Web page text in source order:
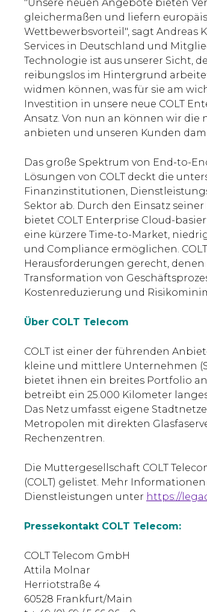
"Unsere neuen Angebote bieten
gleichermaßen und liefern
Wettbewerbsvorteil", sagt Andreas
Services in Deutschland und
Technologie ist aus unserer Sicht,
reibungslos im Hintergrund
widmen können, was für sie am
Investition in unsere neue COLT
Ansatz. Von nun an können wir
anbieten und unseren Kunden
Das große Spektrum von End-to-
Lösungen von COLT deckt die
Finanzinstitutionen,
Sektor ab. Durch den Einsatz
bietet COLT Enterprise Cloud-
eine kürzere Time-to-Market,
und Compliance ermöglichen.
Herausforderungen gerecht,
Transformation von
Kostenreduzierung und
Über COLT Telecom
COLT ist einer der führenden
kleine und mittlere Unternehmen
bietet ihnen ein breites Portfolio an
betreibt ein 25.000 Kilometer
Das Netz umfasst eigene
Metropolen mit direkten
Rechenzentren.
Die Muttergesellschaft COLT
(COLT) gelistet. Mehr
Dienstleistungen unter https://
Pressekontakt COLT Telecom:
COLT Telecom GmbH
Attila Molnar
Herriotstraße 4
60528 Frankfurt/Main